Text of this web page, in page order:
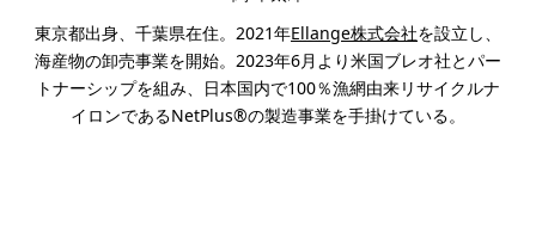
東京都出身、千葉県在住。2021年Ellange株式会社を設立し、
海産物の卸売事業を開始。2023年6月より米国ブレオ社とパー
トナーシップを組み、日本国内で100％漁網由来リサイクルナ
イロンであるNetPlus®の製造事業を手掛けている。